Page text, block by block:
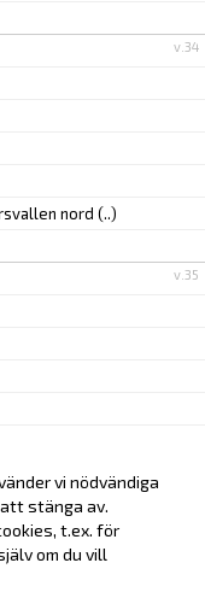
v.34
nord (..)
v.35
vi nödvändiga
stänga av.
t.ex. för
om du vill